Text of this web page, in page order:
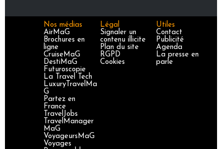
Nos médias
AirMaG
Brochures en
ligne
CruiseMaG
DestiMaG
Futuroscopie
La Travel Tech
LuxuryTravelMa
G
Partez en
France
TravelJobs
TravelManager
MaG
VoyageursMaG
Voyages
Légal
Signaler un
contenu illicite
Plan du site
RGPD
Cookies
Utiles
Contact
Publicité
Agenda
La presse en
parle